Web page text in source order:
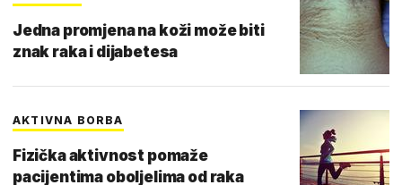
Jedna promjena na koži može biti
znak raka i dijabetesa
AKTIVNA BORBA
Fizička aktivnost pomaže
pacijentima oboljelima od raka